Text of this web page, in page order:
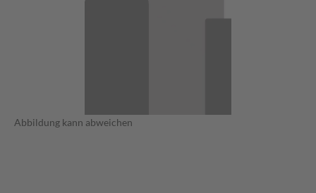
Abbildung kann abweichen